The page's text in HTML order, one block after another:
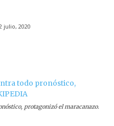
julio, 2020
protagonizó el maracanazo.